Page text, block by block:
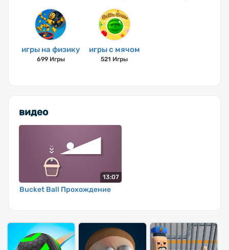
игры на физику
699 Игры
игры с мячом
521 Игры
видео
13:07
Bucket Ball Прохождение